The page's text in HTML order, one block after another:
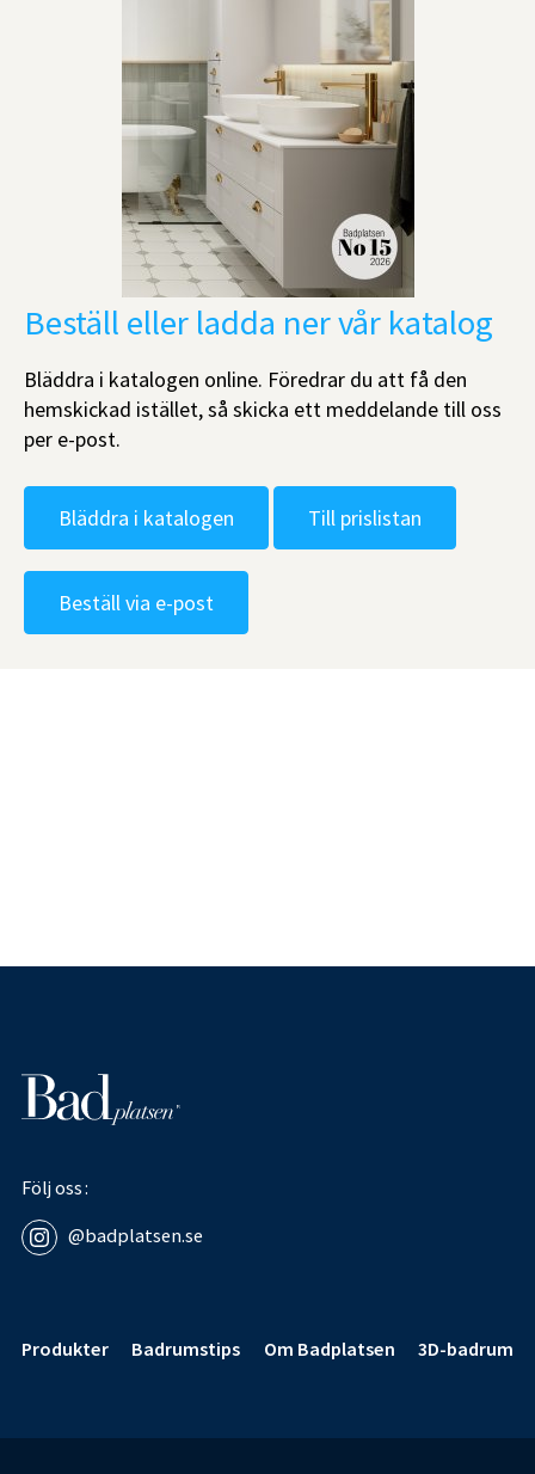
Beställ eller ladda ner vår katalog
Bläddra i katalogen online. Föredrar du att få den
hemskickad istället, så skicka ett meddelande till oss
per e-post.
Bläddra i katalogen Till prislistan
Beställ via e-post
Följ oss
@badplatsen.se
Produkter
Badrumstips Om Badplatsen 3D-badrum